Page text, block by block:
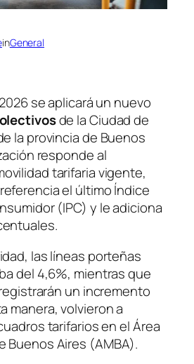
inGeneral
se aplicará un nuevo
de la Ciudad de
la provincia de Buenos
responde al
tarifaria vigente,
el último Índice
(IPC) y le adiciona
las líneas porteñas
del 4,6%, mientras que
un incremento
manera, volvieron a
tarifarios en el Área
Buenos Aires (AMBA).